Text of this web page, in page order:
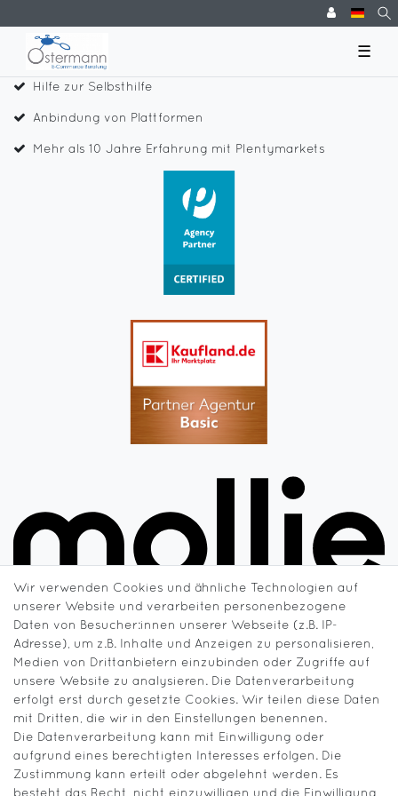
☰
Hilfe zur Selbsthilfe
Anbindung von Plattformen
Mehr als 10 Jahre Erfahrung mit Plentymarkets
Wir verwenden Cookies und ähnliche Technologien auf
unserer Website und verarbeiten personenbezogene
Daten von Besucher:innen unserer Webseite (z.B. IP-
Adresse), um z.B. Inhalte und Anzeigen zu personalisieren,
Medien von Drittanbietern einzubinden oder Zugriffe auf
unsere Website zu analysieren. Die Datenverarbeitung
erfolgt erst durch gesetzte Cookies. Wir teilen diese Daten
mit Dritten, die wir in den Einstellungen benennen.
Die Datenverarbeitung kann mit Einwilligung oder
aufgrund eines berechtigten Interesses erfolgen. Die
Zustimmung kann erteilt oder abgelehnt werden. Es
besteht das Recht, nicht einzuwilligen und die Einwilligung